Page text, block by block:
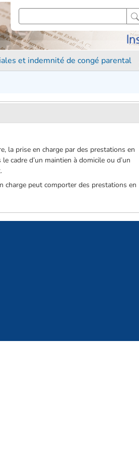
et indemnité de congé parental
la prise en charge par des prestations en
cadre d’un maintien à domicile ou d’un
charge peut comporter des prestations en